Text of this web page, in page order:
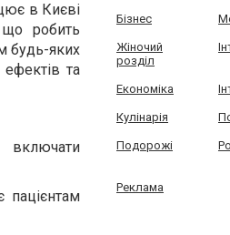
в Києві
що робить
будь-яких
та
включати
пацієнтам
Бізнес
Жіночий
розділ
Економіка
Кулінарія
Подорожі
Реклама